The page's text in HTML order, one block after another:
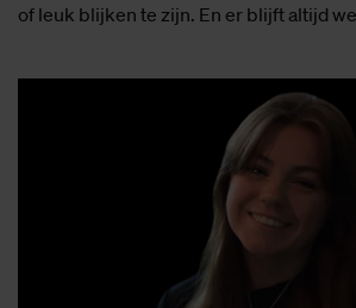
of leuk blijken te zijn. En er blijft altijd